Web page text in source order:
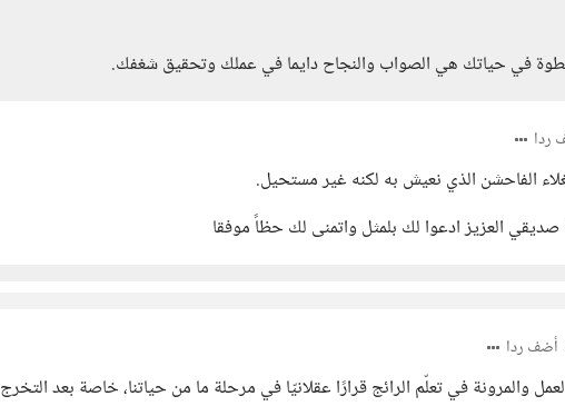
في حياتك هي الصواب والنجاح دايما في عملك وتحقيق شغفك.
ردا
الفاحشن الذي نعيش به لكنه غير مستحيل.
صديقي العزيز ادعوا لك بلمثل واتمنى لك حظاً موفقا
أضف ردا
والمرونة في تعلّم الرائج قرارًا عقلانيّا في مرحلة ما من حياتنا، خاصة بعد التخرج